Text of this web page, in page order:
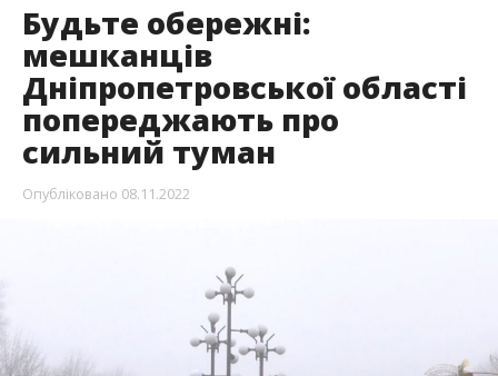
Будьте обережні:
мешканців
Дніпропетровської області
попереджають про
сильний туман
Опубліковано 08.11.2022